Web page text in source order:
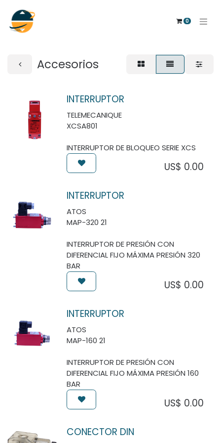
0
Accesorios
INTERRUPTOR
TELEMECANIQUE
XCSA801
INTERRUPTOR DE BLOQUEO SERIE XCS
US$ 0.00
INTERRUPTOR
ATOS
MAP-320 21
INTERRUPTOR DE PRESIÓN CON
DIFERENCIAL FIJO MÁXIMA PRESIÓN 320
BAR
US$ 0.00
INTERRUPTOR
ATOS
MAP-160 21
INTERRUPTOR DE PRESIÓN CON
DIFERENCIAL FIJO MÁXIMA PRESIÓN 160
BAR
US$ 0.00
CONECTOR DIN